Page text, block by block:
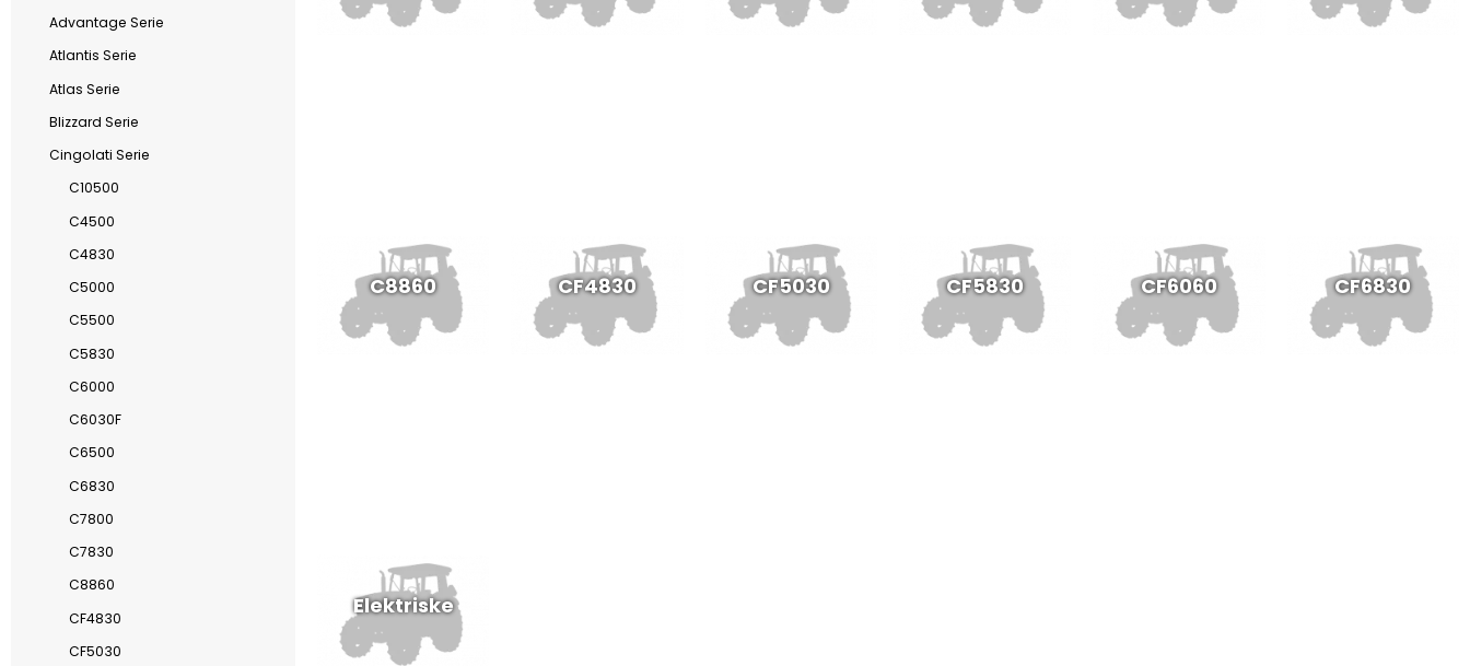
Advantage Serie
Atlantis Serie
Atlas Serie
Blizzard Serie
Cingolati Serie
C10500
C4500
C4830
C5000
C5500
C5830
C6000
C6030F
C6500
C6830
C7800
C7830
C8860
CF4830
CF5030
C8860 CF4830 CF5030 CF5830 CF6060 CF6830
Elektriske